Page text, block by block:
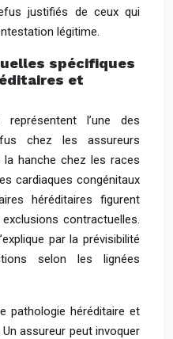
justifiés de ceux qui
légitime.
spécifiques
et
l’une des
chez les assureurs
la hanche chez les races
cardiaques congénitaux
héréditaires figurent
contractuelles.
par la prévisibilité
selon les lignées
pathologie héréditaire et
assureur peut invoquer